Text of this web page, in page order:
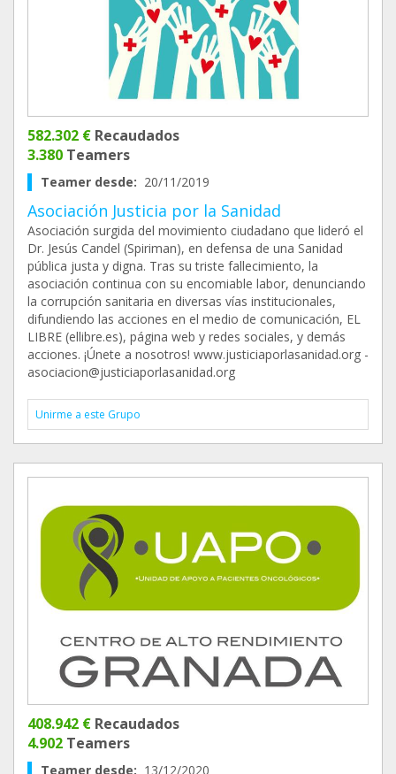
582.302 € Recaudados
3.380 Teamers
Teamer desde: 20/11/2019
Asociación Justicia por la Sanidad
Asociación surgida del movimiento ciudadano que lideró el
Dr. Jesús Candel (Spiriman), en defensa de una Sanidad
pública justa y digna. Tras su triste fallecimiento, la
asociación continua con su encomiable labor, denunciando
la corrupción sanitaria en diversas vías institucionales,
difundiendo las acciones en el medio de comunicación, EL
LIBRE (ellibre.es), página web y redes sociales, y demás
acciones. ¡Únete a nosotros! www.justiciaporlasanidad.org -
asociacion@justiciaporlasanidad.org
Unirme a este Grupo
408.942 € Recaudados
4.902 Teamers
Teamer desde: 13/12/2020